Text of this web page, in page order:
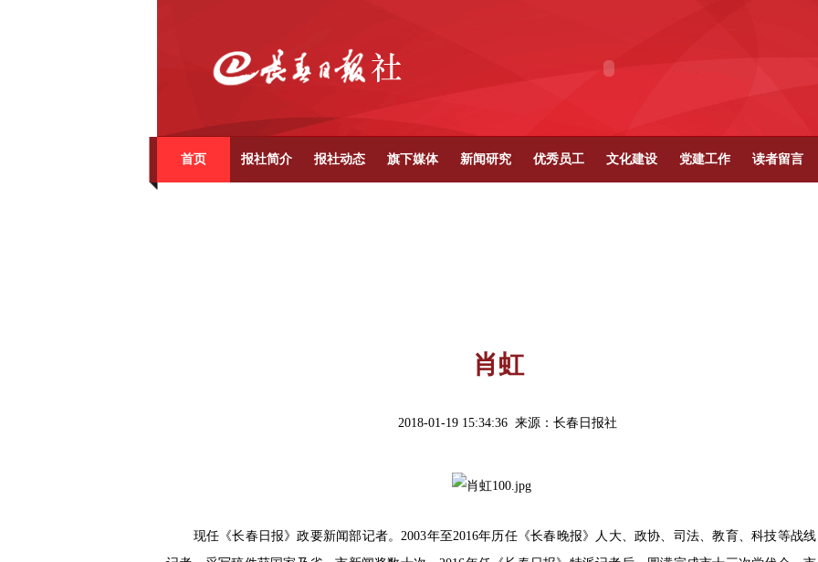
首页 报社简介 报社动态 旗下媒体 新闻研究 优秀员工 文化建设 党建工作 读者留言
肖虹
2018-01-19 15:34:36 来源： 长春日报社
现任《长春日报》政要新闻部记者。2003年至2016年历任《长春晚报》人大、政协、司法、教育、科技等战线